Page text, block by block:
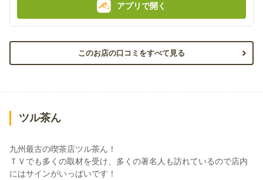
アプリで開く
このお店の口コミをすべて見る
ツル茶ん
九州最古の喫茶店ツル茶ん！
ＴＶでも多くの取材を受け、多くの著名人も訪れているので店内
にはサインがいっぱいです！